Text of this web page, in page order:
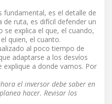
fundamental, es el detalle de
de ruta, es difícil defender un
explica el que, el cuando,
quien, el cuanto.
al poco tiempo de
adaptarse a los desvíos
a donde vamos. Por
el inversor debe saber en
hacer. Revisar los